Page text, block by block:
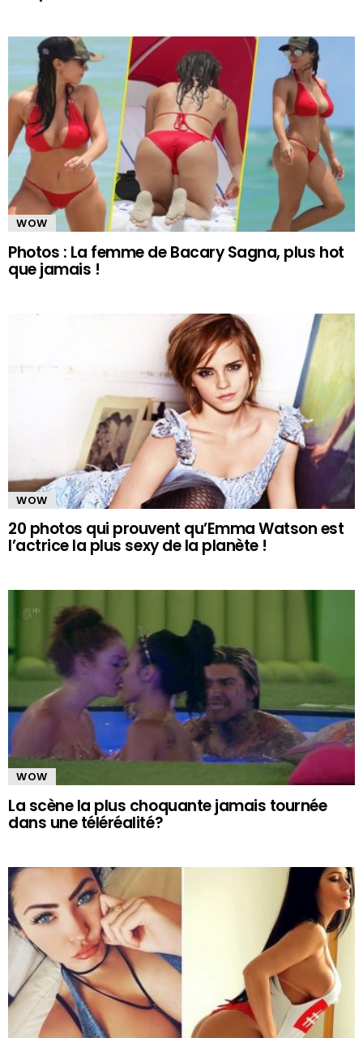
WOW
Photos : La femme de Bacary Sagna, plus hot
que jamais !
WOW
20 photos qui prouvent qu’Emma Watson est
l’actrice la plus sexy de la planète !
WOW
La scène la plus choquante jamais tournée
dans une téléréalité?